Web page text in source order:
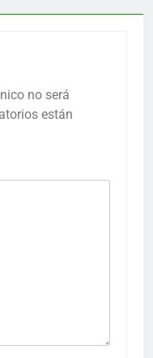
no será
están